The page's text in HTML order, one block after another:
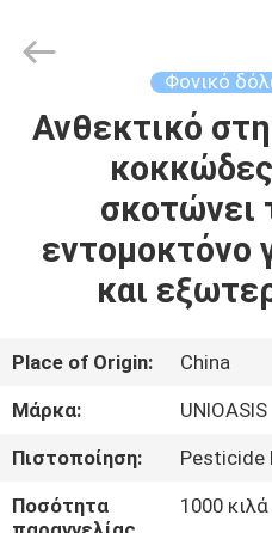
ΣΠΊΤΙ
ΠΡΟΪΌΝΤΑ
ΒΊΝΤΕΟ
ΠΕΡΊΠΟΥ
ΕΜΕΊΣ
ΓΎΡΟΣ
ΕΡΓΟΣΤΑΣΊΩΝ
Technology
Co.,ltd.
Φονικό
Ανθεκτικό
σκοτώνει
εντομοκτόνο
και
Place of Origin:
China
Μάρκα:
UNIOASIS
Πιστοποίηση:
Pesticide
Ποσότητα
1000 κιλά